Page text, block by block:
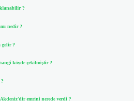
?
nedir ?
gelir ?
köyde çekilmiştir ?
emrini nerede verdi ?